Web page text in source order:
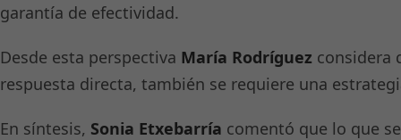
garantía de efectividad.
Desde esta perspectiva María Rodríguez considera
respuesta directa, también se requiere una
En síntesis, Sonia Etxebarría comentó que lo que